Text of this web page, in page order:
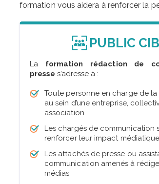
formation vous aidera à renforcer la
PUBLIC
La formation rédaction de
presse s’adresse à :
Toute personne en charge de
au sein d’une entreprise,
association
Les chargés de communication
renforcer leur impact médiatique
Les attachés de presse ou
communication amenés à
médias